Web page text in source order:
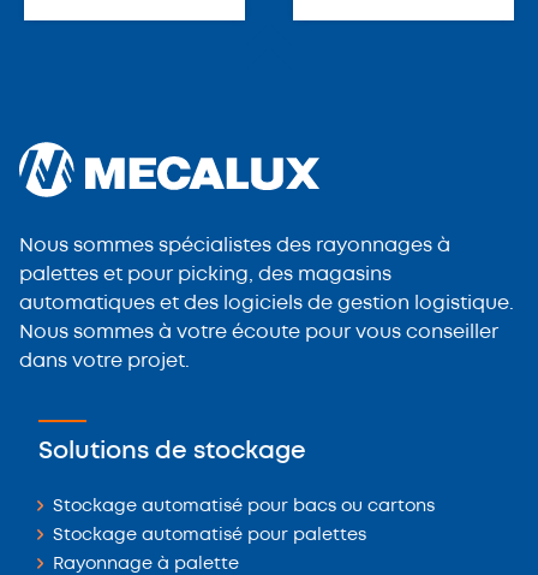
Nous sommes spécialistes des rayonnages à
palettes et pour picking, des magasins
automatiques et des logiciels de gestion logistique.
Nous sommes à votre écoute pour vous conseiller
dans votre projet.
Solutions de stockage
Stockage automatisé pour bacs ou cartons
Stockage automatisé pour palettes
Rayonnage à palette